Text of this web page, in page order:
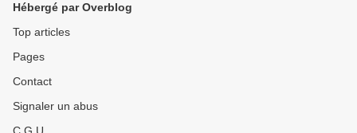
Hébergé par Overblog
Top articles
Pages
Contact
Signaler un abus